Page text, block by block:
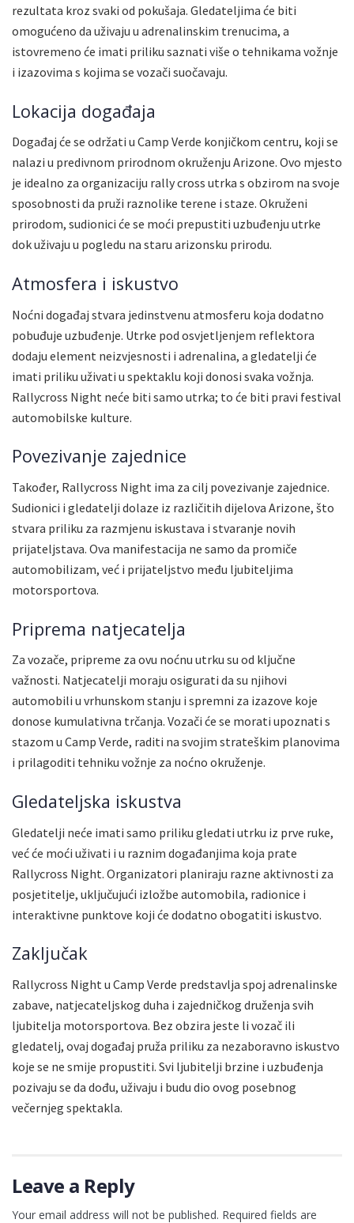
rezultata kroz svaki od pokušaja. Gledateljima će biti
omogućeno da uživaju u adrenalinskim trenucima, a
istovremeno će imati priliku saznati više o tehnikama vožnje
i izazovima s kojima se vozači suočavaju.
Lokacija događaja
Događaj će se održati u Camp Verde konjičkom centru, koji se
nalazi u predivnom prirodnom okruženju Arizone. Ovo mjesto
je idealno za organizaciju rally cross utrka s obzirom na svoje
sposobnosti da pruži raznolike terene i staze. Okruženi
prirodom, sudionici će se moći prepustiti uzbuđenju utrke
dok uživaju u pogledu na staru arizonsku prirodu.
Atmosfera i iskustvo
Noćni događaj stvara jedinstvenu atmosferu koja dodatno
pobuđuje uzbuđenje. Utrke pod osvjetljenjem reflektora
dodaju element neizvjesnosti i adrenalina, a gledatelji će
imati priliku uživati u spektaklu koji donosi svaka vožnja.
Rallycross Night neće biti samo utrka; to će biti pravi festival
automobilske kulture.
Povezivanje zajednice
Također, Rallycross Night ima za cilj povezivanje zajednice.
Sudionici i gledatelji dolaze iz različitih dijelova Arizone, što
stvara priliku za razmjenu iskustava i stvaranje novih
prijateljstava. Ova manifestacija ne samo da promiče
automobilizam, već i prijateljstvo među ljubiteljima
motorsportova.
Priprema natjecatelja
Za vozače, pripreme za ovu noćnu utrku su od ključne
važnosti. Natjecatelji moraju osigurati da su njihovi
automobili u vrhunskom stanju i spremni za izazove koje
donose kumulativna trčanja. Vozači će se morati upoznati s
stazom u Camp Verde, raditi na svojim strateškim planovima
i prilagoditi tehniku vožnje za noćno okruženje.
Gledateljska iskustva
Gledatelji neće imati samo priliku gledati utrku iz prve ruke,
već će moći uživati i u raznim događanjima koja prate
Rallycross Night. Organizatori planiraju razne aktivnosti za
posjetitelje, uključujući izložbe automobila, radionice i
interaktivne punktove koji će dodatno obogatiti iskustvo.
Zaključak
Rallycross Night u Camp Verde predstavlja spoj adrenalinske
zabave, natjecateljskog duha i zajedničkog druženja svih
ljubitelja motorsportova. Bez obzira jeste li vozač ili
gledatelj, ovaj događaj pruža priliku za nezaboravno iskustvo
koje se ne smije propustiti. Svi ljubitelji brzine i uzbuđenja
pozivaju se da dođu, uživaju i budu dio ovog posebnog
večernjeg spektakla.
Leave a Reply
Your email address will not be published. Required fields are